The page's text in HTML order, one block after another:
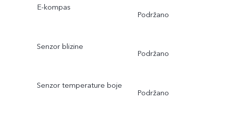
E-kompas
Podržano
Senzor blizine
Podržano
Senzor temperature boje
Podržano